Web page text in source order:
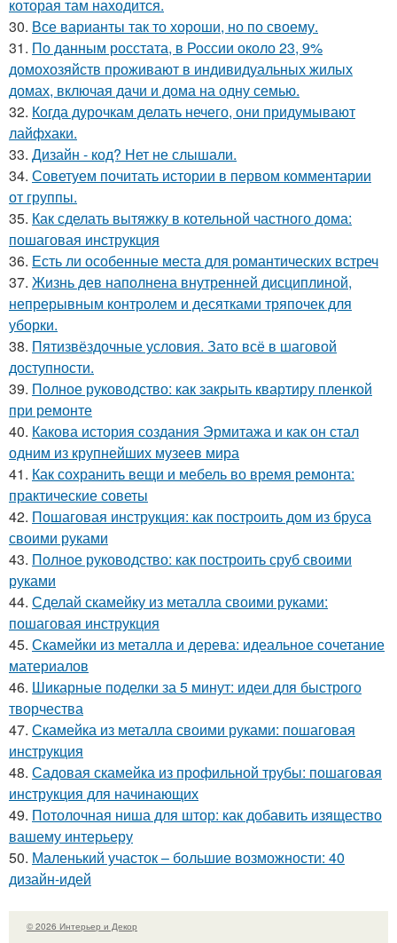
которая там находится.
30. Все варианты так то хороши, но по своему.
31. По данным росстата, в России около 23, 9%
домохозяйств проживают в индивидуальных жилых
домах, включая дачи и дома на одну семью.
32. Когда дурочкам делать нечего, они придумывают
лайфхаки.
33. Дизайн - код? Нет не слышали.
34. Советуем почитать истории в первом комментарии
от группы.
35. Как сделать вытяжку в котельной частного дома:
пошаговая инструкция
36. Есть ли особенные места для романтических встреч
37. Жизнь дев наполнена внутренней дисциплиной,
непрерывным контролем и десятками тряпочек для
уборки.
38. Пятизвёздочные условия. Зато всё в шаговой
доступности.
39. Полное руководство: как закрыть квартиру пленкой
при ремонте
40. Какова история создания Эрмитажа и как он стал
одним из крупнейших музеев мира
41. Как сохранить вещи и мебель во время ремонта:
практические советы
42. Пошаговая инструкция: как построить дом из бруса
своими руками
43. Полное руководство: как построить сруб своими
руками
44. Сделай скамейку из металла своими руками:
пошаговая инструкция
45. Скамейки из металла и дерева: идеальное сочетание
материалов
46. Шикарные поделки за 5 минут: идеи для быстрого
творчества
47. Скамейка из металла своими руками: пошаговая
инструкция
48. Садовая скамейка из профильной трубы: пошаговая
инструкция для начинающих
49. Потолочная ниша для штор: как добавить изящество
вашему интерьеру
50. Маленький участок – большие возможности: 40
дизайн-идей
© 2026 Интерьер и Декор